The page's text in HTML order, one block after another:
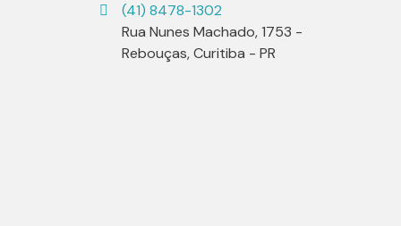
(41) 8478-1302
Rua Nunes Machado, 1753 -
Rebouças, Curitiba - PR